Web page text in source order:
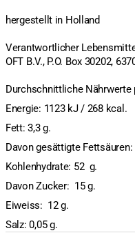
hergestellt in Holland
Verantwortlicher
OFT B.V., P.O. Box 30202,
Durchschnittliche Nährwerte
Energie: 1123 kJ / 268 kcal.
Fett: 3,3 g.
Davon gesättigte Fettsäuren:
Kohlenhydrate: 52 g.
Davon Zucker: 15 g.
Eiweiss: 12 g.
Salz: 0,05 g.